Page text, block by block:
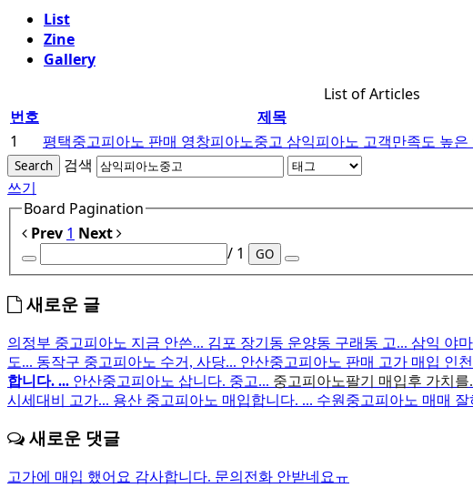
List
Zine
Gallery
List of Articles
번호
제목
1
평택중고피아노 판매 영창피아노중고 삼익피아노 고객만족도 높은
Search
검색
쓰기
Board Pagination
Prev 1 Next
/ 1
GO
새로운 글
의정부 중고피아노 지금 안쓴... 김포 장기동 운양동 구래동 고... 삼익 야
도... 동작구 중고피아노 수거, 사당... 안산중고피아노 판매 고가 매입 인
합니다. ... 안산중고피아노 삽니다. 중고... 중고피아노팔기 매입후 가치를
시세대비 고가... 용산 중고피아노 매입합니다. ... 수원중고피아노 매매 잘
새로운 댓글
고가에 매입 했어요 감사합니다. 문의전화 안받네요ㅠ